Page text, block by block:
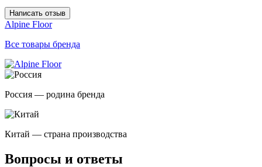
Написать отзыв
Alpine Floor
Все товары бренда
Россия — родина бренда
Китай — страна производства
Вопросы и ответы